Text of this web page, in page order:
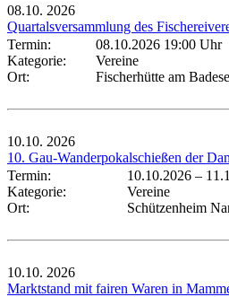
08.10. 2026
Quartalsversammlung des
Termin:
08.10.2026 19:00 Uhr
Kategorie:
Vereine
Ort:
Fischerhütte am
10.10. 2026
10. Gau-Wanderpokalschießen der
Termin:
10.10.2026 –
Kategorie:
Vereine
Ort:
Schützenheim
10.10. 2026
Marktstand mit fairen Waren in